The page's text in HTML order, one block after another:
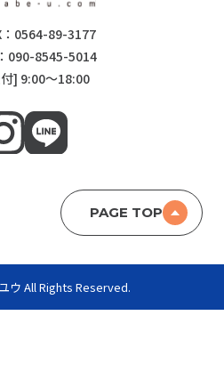
：0564-89-3177
090-8545-5014
] 9:00～18:00
PAGE TOP
ウ All Rights Reserved.